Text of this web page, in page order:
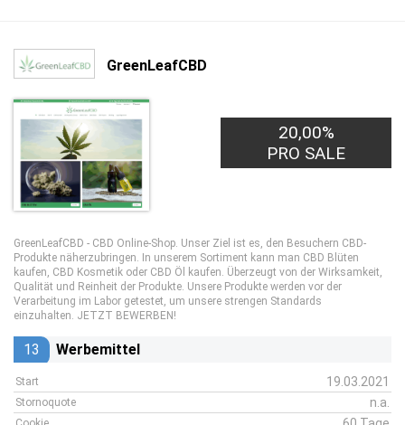
GreenLeafCBD
20,00%
PRO SALE
GreenLeafCBD - CBD Online-Shop. Unser Ziel ist es, den Besuchern CBD-
Produkte näherzubringen. In unserem Sortiment kann man CBD Blüten
kaufen, CBD Kosmetik oder CBD Öl kaufen. Überzeugt von der Wirksamkeit,
Qualität und Reinheit der Produkte. Unsere Produkte werden vor der
Verarbeitung im Labor getestet, um unsere strengen Standards
einzuhalten. JETZT BEWERBEN!
13 Werbemittel
Start 19.03.2021
Stornoquote n.a.